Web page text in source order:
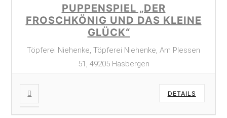
PUPPENSPIEL „DER
FROSCHKÖNIG UND DAS KLEINE
GLÜCK“
Töpferei Niehenke, Töpferei Niehenke, Am Plessen
51, 49205 Hasbergen
DETAILS